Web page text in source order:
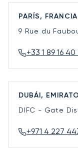
PARÍS, FRANCIA
9 Rue du
+33 1 89 16 40
DUBÁI,
DIFC - Gate
+971 4 227